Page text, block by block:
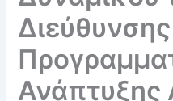
Διεύθυνσης
Ανάπτυξης